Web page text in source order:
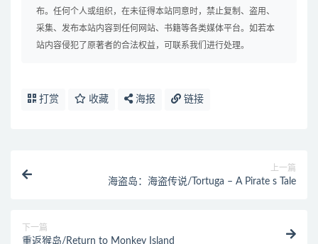
布。任何个人或组织，在未征得本站同意时，禁止复制、盗用、
采集、发布本站内容到任何网站、书籍等各类媒体平台。如若本
站内容侵犯了原著者的合法权益，可联系我们进行处理。
打赏 收藏 海报 链接
上一篇
海盗岛：海盗传说/Tortuga – A Pirate s Tale
下一篇
重返猴岛/Return to Monkey Island